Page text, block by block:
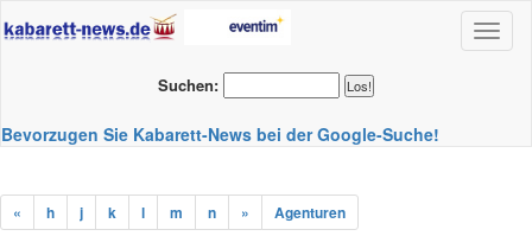
Suchen:
Bevorzugen Sie Kabarett-News bei der Google-Suche!
« h j k l m n » Agenturen